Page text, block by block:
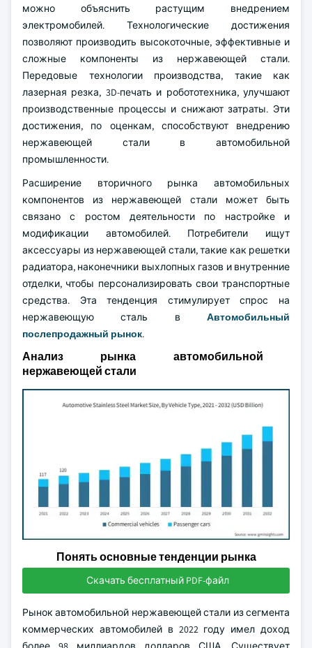
можно объяснить растущим внедрением
электромобилей. Технологические достижения
позволяют производить высокоточные, эффективные и
сложные компоненты из нержавеющей стали.
Передовые технологии производства, такие как
лазерная резка, 3D-печать и робототехника, улучшают
производственные процессы и снижают затраты. Эти
достижения, по оценкам, способствуют внедрению
нержавеющей стали в автомобильной
промышленности.
Расширение вторичного рынка автомобильных
компонентов из нержавеющей стали может быть
связано с ростом деятельности по настройке и
модификации автомобилей. Потребители ищут
аксессуары из нержавеющей стали, такие как решетки
радиатора, наконечники выхлопных газов и внутренние
отделки, чтобы персонализировать свои транспортные
средства. Эта тенденция стимулирует спрос на
нержавеющую сталь в Автомобильный
послепродажный рынок.
Анализ рынка автомобильной
нержавеющей стали
Понять основные тенденции рынка
Скачать бесплатный PDF-файл
Рынок автомобильной нержавеющей стали из сегмента
коммерческих автомобилей в 2022 году имел доход